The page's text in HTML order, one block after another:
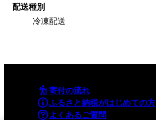
配送種別
冷凍配送
寄付の流れ
ふるさと納税がはじめての方
よくあるご質問